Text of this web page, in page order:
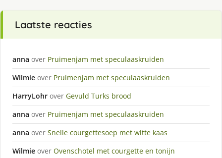
Laatste reacties
anna over Pruimenjam met speculaaskruiden
Wilmie over Pruimenjam met speculaaskruiden
HarryLohr over Gevuld Turks brood
anna over Pruimenjam met speculaaskruiden
anna over Snelle courgettesoep met witte kaas
Wilmie over Ovenschotel met courgette en tonijn